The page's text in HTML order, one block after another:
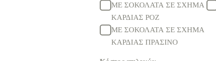
ΜΕ ΣΟΚΟΛΑΤΑ ΣΕ ΣΧΗΜΑ
ΚΑΡΔΙΑΣ ΡΟΖ
ΜΕ ΣΟΚΟΛΑΤΑ ΣΕ ΣΧΗΜΑ
ΚΑΡΔΙΑΣ ΠΡΑΣΙΝΟ